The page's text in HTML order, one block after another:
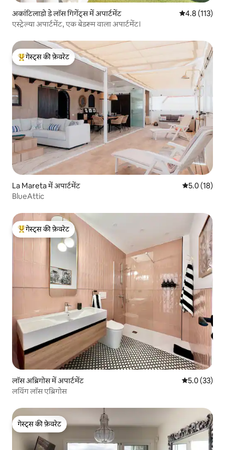
अकांटिलाडो डे लॉस गिगेंट्स में अपार्टमेंट औसत रेटिंग 5 में
4.8 (113)
एस्ट्रेल्या अपार्टमेंट, एक बेडरूम वाला अपार्टमेंट।
गेस्ट्स का टॉप फ़ेवरेट
गेस्ट्स की फ़ेवरेट
La Mareta में अपार्टमेंट औसत रेटिंग 5
5.0 (18)
BlueAttic
गेस्ट्स का टॉप फ़ेवरेट
गेस्ट्स की फ़ेवरेट
लॉस अब्रिगोस में अपार्टमेंट औसत रेटिंग 5
5.0 (33)
लविंग लॉस एब्रिगोस
गेस्ट्स की फ़ेवरेट
गेस्ट्स की फ़ेवरेट